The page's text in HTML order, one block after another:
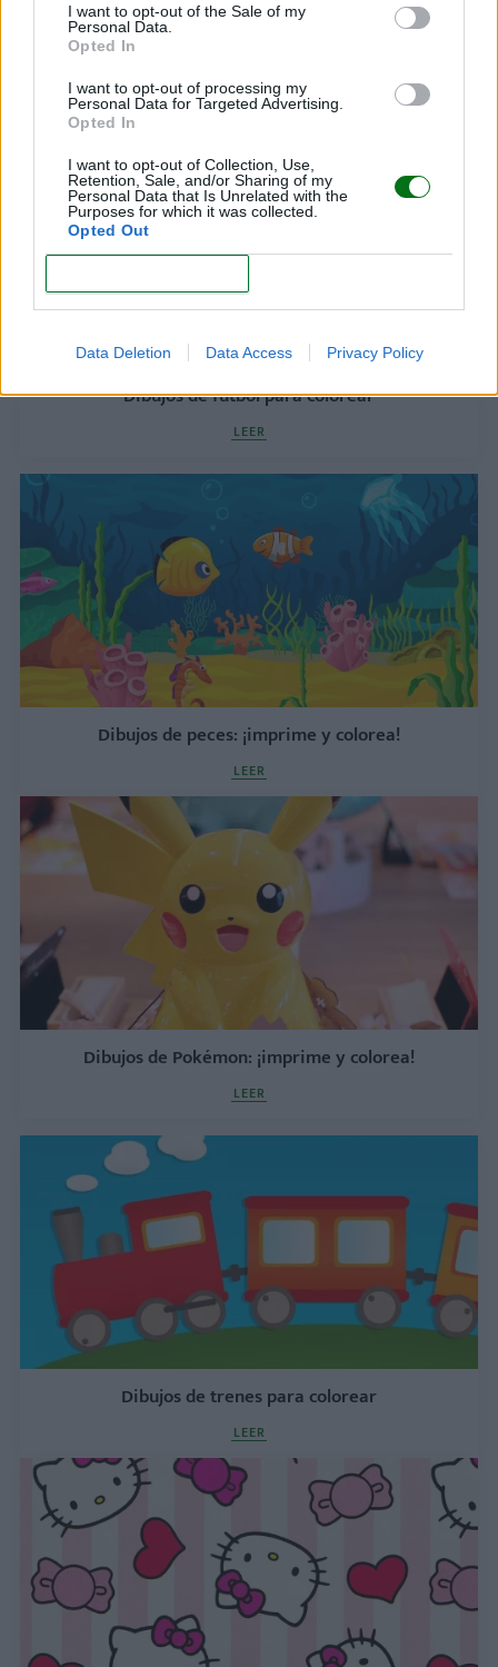
I want to opt-out of the Sale of my
Personal Data.
Opted In
I want to opt-out of processing my
Personal Data for Targeted Advertising.
Opted In
I want to opt-out of Collection, Use,
Retention, Sale, and/or Sharing of my
Personal Data that Is Unrelated with the
Purposes for which it was collected.
Opted Out
Data Deletion Data Access Privacy Policy
LEER
Dibujos de fútbol para colorear
LEER
Dibujos de peces: ¡imprime y colorea!
LEER
Dibujos de Pokémon: ¡imprime y colorea!
LEER
Dibujos de trenes para colorear
LEER